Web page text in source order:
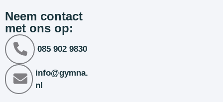
Neem contact
met ons op:
085 902 9830
info@gymna.
nl